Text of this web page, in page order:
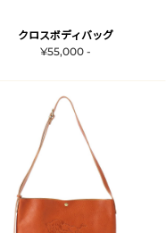
クロスボディバッグ
¥55,000 -